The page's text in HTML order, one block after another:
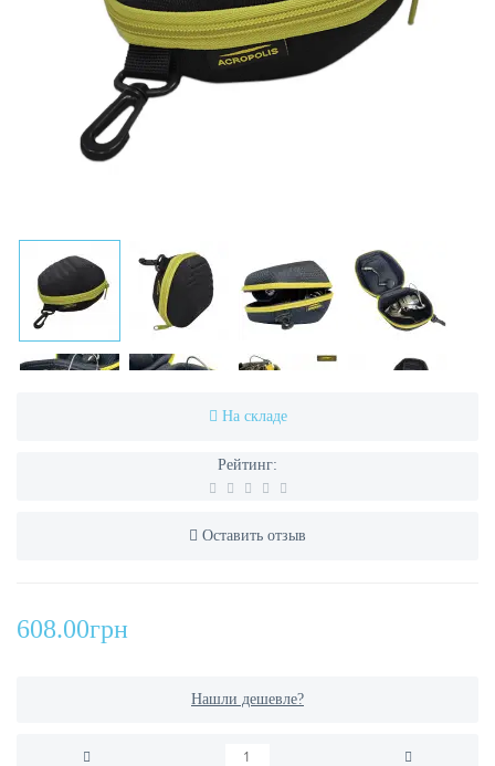
На складе
Рейтинг:
Оставить отзыв
608.00грн
Нашли дешевле?